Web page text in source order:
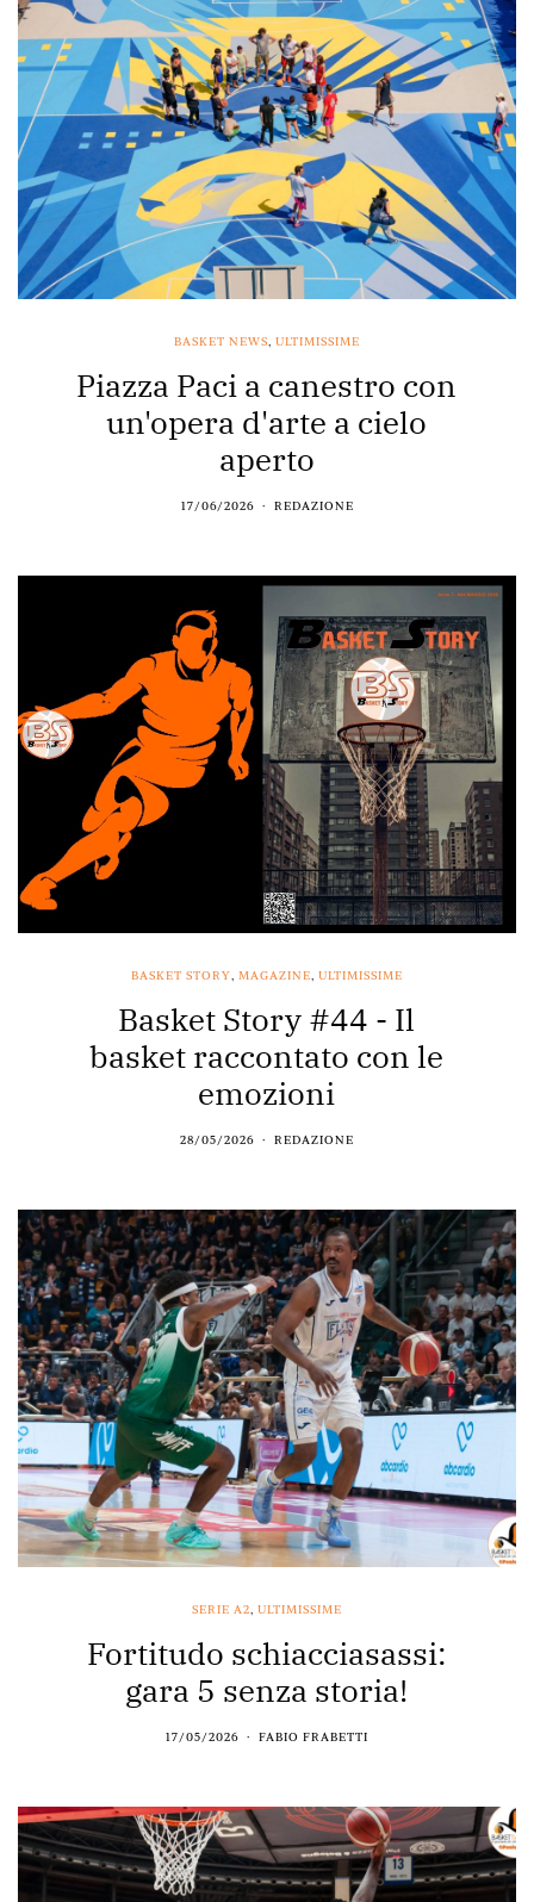
BASKET NEWS, ULTIMISSIME
Piazza Paci a canestro con
un'opera d'arte a cielo
aperto
17/06/2026 REDAZIONE
BASKET STORY, MAGAZINE, ULTIMISSIME
Basket Story #44 - Il
basket raccontato con le
emozioni
28/05/2026 REDAZIONE
SERIE A2, ULTIMISSIME
Fortitudo schiacciasassi:
gara 5 senza storia!
17/05/2026 FABIO FRABETTI